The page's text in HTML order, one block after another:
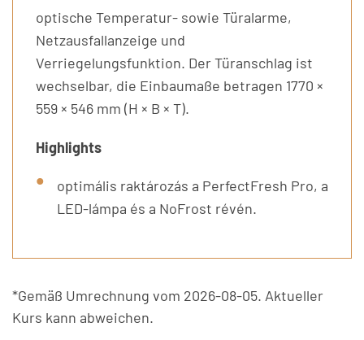
optische Temperatur- sowie Türalarme,
Netzausfallanzeige und
Verriegelungsfunktion. Der Türanschlag ist
wechselbar, die Einbaumaße betragen 1770 ×
559 × 546 mm (H × B × T).
Highlights
optimális raktározás a PerfectFresh Pro, a
LED-lámpa és a NoFrost révén.
*Gemäß Umrechnung vom 2026-08-05. Aktueller
Kurs kann abweichen.